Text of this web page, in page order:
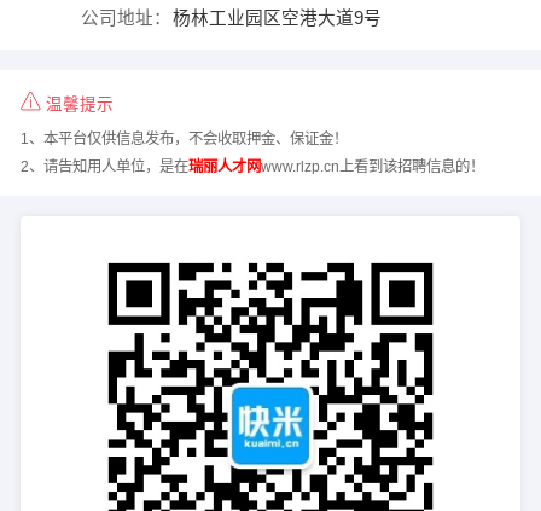
公司地址： 杨林工业园区空港大道9号
温馨提示
1、本平台仅供信息发布，不会收取押金、保证金！
2、请告知用人单位，是在瑞丽人才网www.rlzp.cn上看到该招聘信息的！